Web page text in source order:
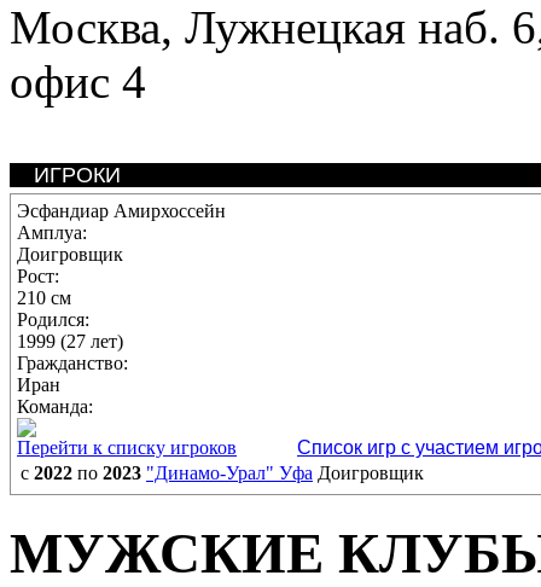
Москва, Лужнецкая наб.
офис 4
ИГРОКИ
Эсфандиар Амирхоссейн
Амплуа:
Доигровщик
Рост:
210 см
Родился:
1999 (27 лет)
Гражданство:
Иран
Команда:
Перейти к списку игроков
Список игр с участием
с 2022 по 2023 "Динамо-Урал" Уфа Доигровщик
МУЖСКИЕ